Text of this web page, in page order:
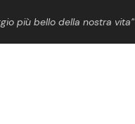
più bello della nostra vita”